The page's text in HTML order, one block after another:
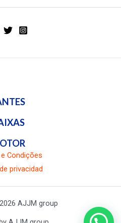
Condições
privacidad
AJJM group